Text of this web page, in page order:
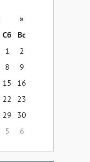
»
Сб
Вс
1
2
8
9
15
16
22
23
29
30
5 6